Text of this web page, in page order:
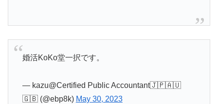
婚活KoKo堂一択です。
— kazu@Certified Public Accountant🇯🇵🇦🇺
🇬🇧 (@ebp8k) May 30, 2023